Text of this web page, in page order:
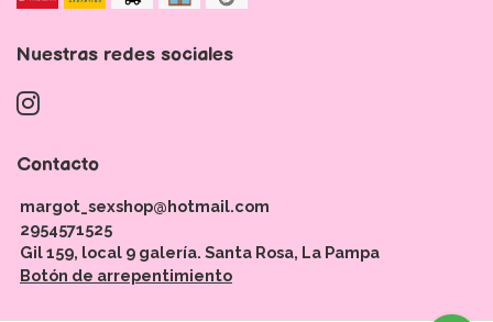
Nuestras redes sociales
Contacto
margot_sexshop@hotmail.com
2954571525
Gil 159, local 9 galería. Santa Rosa, La Pampa
Botón de arrepentimiento